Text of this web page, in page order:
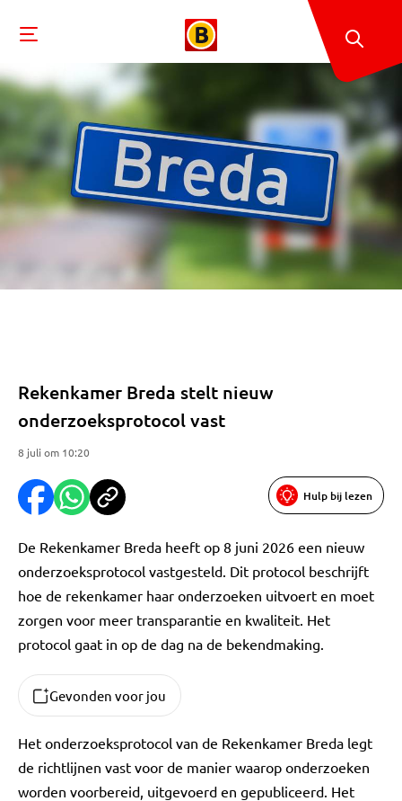
Rekenkamer Breda stelt nieuw
onderzoeksprotocol vast
8 juli om 10:20
Hulp bij lezen
De Rekenkamer Breda heeft op 8 juni 2026 een nieuw
onderzoeksprotocol vastgesteld. Dit protocol beschrijft
hoe de rekenkamer haar onderzoeken uitvoert en moet
zorgen voor meer transparantie en kwaliteit. Het
protocol gaat in op de dag na de bekendmaking.
Gevonden voor jou
Het onderzoeksprotocol van de Rekenkamer Breda legt
de richtlijnen vast voor de manier waarop onderzoeken
worden voorbereid, uitgevoerd en gepubliceerd. Het